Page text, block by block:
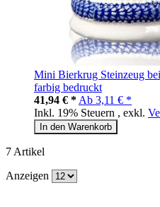
Mini Bierkrug Steinzeug
farbig bedruckt
41,94 € * Ab 3,11 € *
Inkl. 19% Steuern , exkl.
In den Warenkorb
7 Artikel
Anzeigen